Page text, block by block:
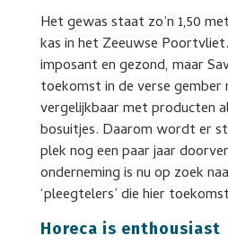
Het gewas staat zo’n 1,50
kas in het Zeeuwse
imposant en gezond, maar
toekomst in de verse gember
vergelijkbaar met producten
bosuitjes. Daarom wordt er
plek nog een paar jaar
onderneming is nu op zoek
‘pleegtelers’ die hier
Horeca is enthousiast